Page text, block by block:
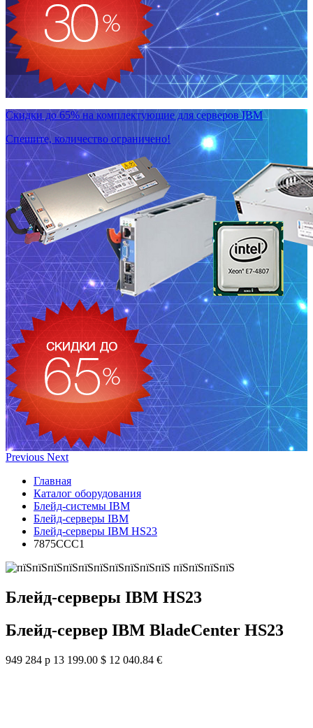
Скидки до 65% на комплектующие для серверов IBM
Спешите, количество ограничено!
Previous Next
Главная
Каталог оборудования
Блейд-системы IBM
Блейд-серверы IBM
Блейд-серверы IBM HS23
7875CCC1
Блейд-серверы IBM HS23
Блейд-сервер IBM BladeCenter HS23
949 284 р 13 199.00 $ 12 040.84 €